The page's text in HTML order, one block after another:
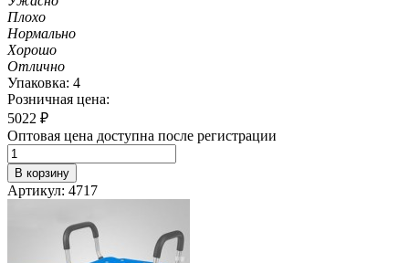
Плохо
Нормально
Хорошо
Отлично
Упаковка: 4
Розничная цена:
5022 ₽
Оптовая цена доступна после регистрации
В корзину
Артикул: 4717